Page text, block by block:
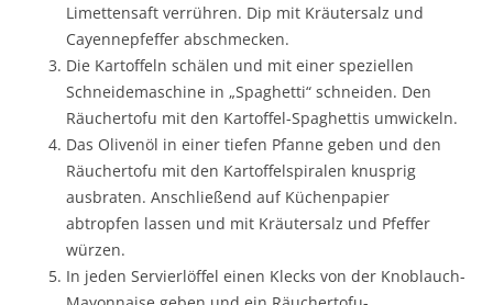
Limettensaft verrühren. Dip mit Kräutersalz und
Cayennepfeffer abschmecken.
Die Kartoffeln schälen und mit einer speziellen
Schneidemaschine in „Spaghetti“ schneiden. Den
Räuchertofu mit den Kartoffel-Spaghettis umwickeln.
Das Olivenöl in einer tiefen Pfanne geben und den
Räuchertofu mit den Kartoffelspiralen knusprig
ausbraten. Anschließend auf Küchenpapier
abtropfen lassen und mit Kräutersalz und Pfeffer
würzen.
In jeden Servierlöffel einen Klecks von der Knoblauch-